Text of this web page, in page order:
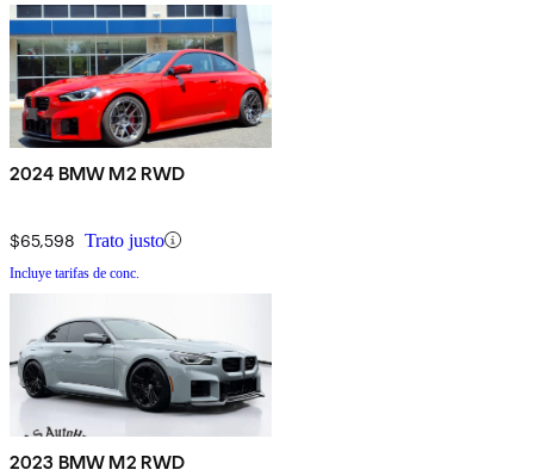
2024 BMW M2 RWD
$65,598 Trato justo
Incluye tarifas de conc.
2023 BMW M2 RWD